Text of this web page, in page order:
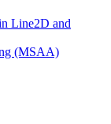
Line2D and
(MSAA)